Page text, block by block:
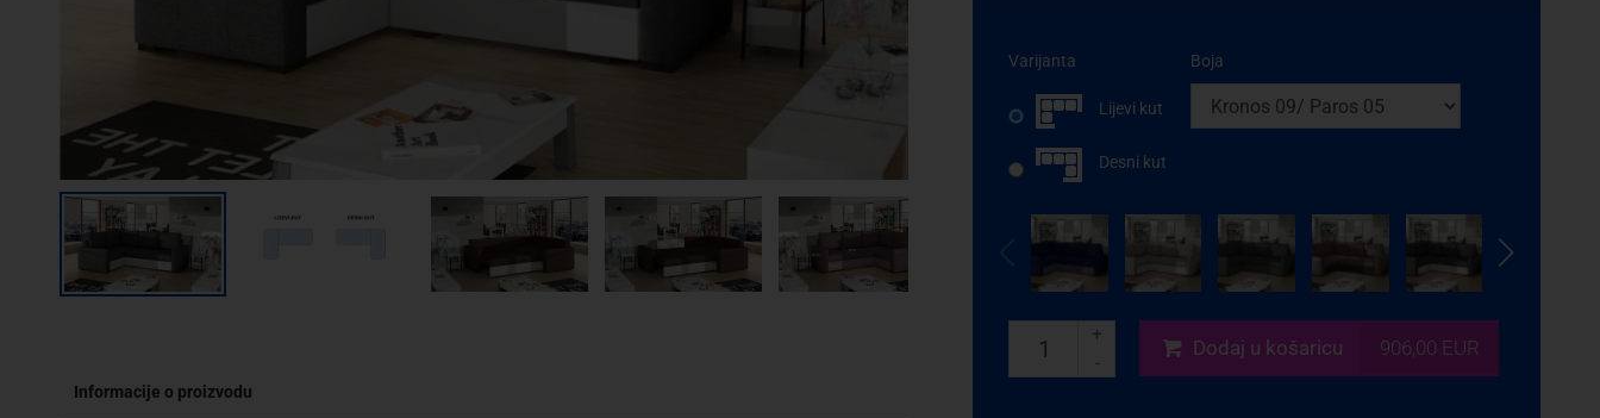
Informacije o proizvodu
Varijanta
Lijevi kut
Desni kut
Boja
+
-
Dodaj u košaricu 906,00 EUR